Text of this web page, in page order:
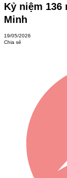
Kỷ niệm 136
Minh
19/05/2026
Chia sẻ